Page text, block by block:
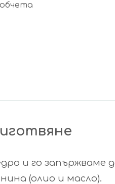
и го
(олио и масло).